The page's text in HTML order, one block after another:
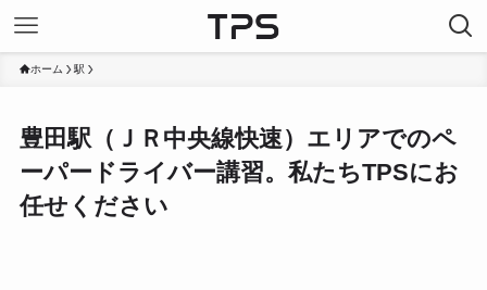
ホーム 駅
豊田駅（ＪＲ中央線快速）エリアでのペ
ーパードライバー講習。私たちTPSにお
任せください